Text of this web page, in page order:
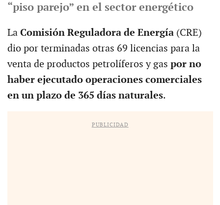
“piso parejo” en el sector energético
La Comisión Reguladora de Energía(CRE)
dio por terminadas otras 69 licencias para la
venta de productos petrolíferos y gas por no
haber ejecutado operaciones comerciales
en un plazo de 365 días naturales.
PUBLICIDAD